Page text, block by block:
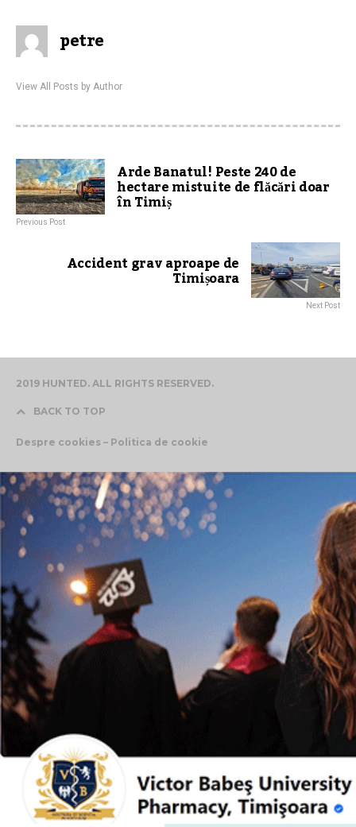
petre
View All Posts by Author
Arde Banatul! Peste 240 de
hectare mistuite de flăcări doar
în Timiș
Previous Post
Accident grav aproape de
Timișoara
Next Post
2019 HUNTED. ALL RIGHTS RESERVED.
BACK TO TOP
Despre cookies – Politica de cookie